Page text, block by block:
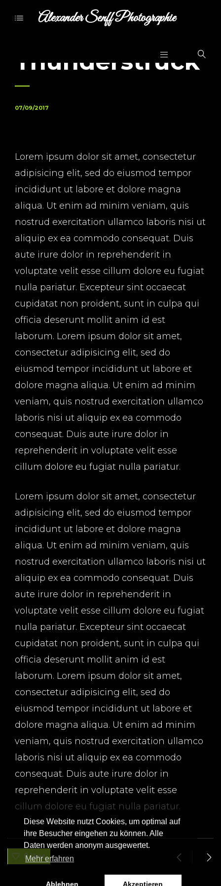
Diese Website nutzt Cookies, um optimal auf
ihre Besucher eingehen zu können. Alle
Daten werden anonym ausgewertet.
Mehr erfahren
Ablehnen Akzeptieren
Alexander Senff Photographie
Thunderstruck
07/09/2017
Lorem ipsum dolor sit amet, consectetur
adipisicing elit, sed do eiusmod tempor
incididunt ut labore et dolore magna
aliqua. Ut enim ad minim veniam, quis
nostrud exercitation ullamco laboris nisi ut
aliquip ex ea commodo consequat. Duis
aute irure dolor in reprehenderit in
voluptate velit esse cillum dolore eu fugiat
nulla pariatur. Excepteur sint occaecat
cupidatat non proident, sunt in culpa qui
officia deserunt mollit anim id est
laborum. Lorem ipsum dolor sit amet,
consectetur adipisicing elit, sed do
eiusmod tempor incididunt ut labore et
dolore magna aliqua. Ut enim ad minim
veniam, quis nostrud exercitation ullamco
laboris nisi ut aliquip ex ea commodo
consequat. Duis aute irure dolor in
reprehenderit in voluptate velit esse
cillum dolore eu fugiat nulla pariatur.
Lorem ipsum dolor sit amet, consectetur
adipisicing elit, sed do eiusmod tempor
incididunt ut labore et dolore magna
aliqua. Ut enim ad minim veniam, quis
nostrud exercitation ullamco laboris nisi ut
aliquip ex ea commodo consequat. Duis
aute irure dolor in reprehenderit in
voluptate velit esse cillum dolore eu fugiat
nulla pariatur. Excepteur sint occaecat
cupidatat non proident, sunt in culpa qui
officia deserunt mollit anim id est
laborum. Lorem ipsum dolor sit amet,
consectetur adipisicing elit, sed do
eiusmod tempor incididunt ut labore et
dolore magna aliqua. Ut enim ad minim
veniam, quis nostrud exercitation ullamco
laboris nisi ut aliquip ex ea commodo
consequat. Duis aute irure dolor in
reprehenderit in voluptate velit esse
cillum dolore eu fugiat nulla pariatur.
0 likes